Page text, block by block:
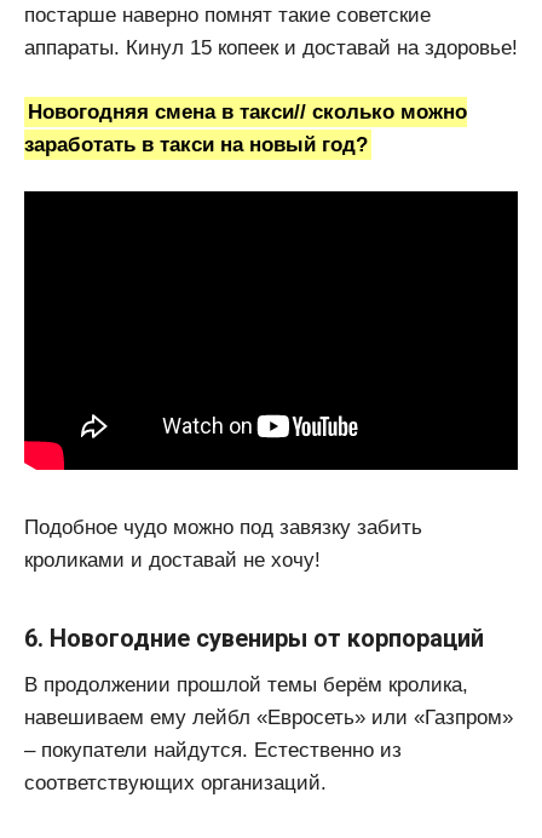
постарше наверно помнят такие советские
аппараты. Кинул 15 копеек и доставай на здоровье!
Новогодняя смена в такси// сколько можно
заработать в такси на новый год?
Подобное чудо можно под завязку забить
кроликами и доставай не хочу!
6. Новогодние сувениры от корпораций
В продолжении прошлой темы берём кролика,
навешиваем ему лейбл «Евросеть» или «Газпром»
– покупатели найдутся. Естественно из
соответствующих организаций.